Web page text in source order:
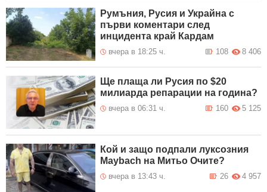
Румъния, Русия и Украйна с
първи коментари след
инцидента край Кардам
вчера в 18:25 ч. 8 406
108
Ще плаща ли Русия по $20
милиарда репарации на година?
вчера в 06:31 ч. 5 125
160
Кой и защо подпали луксозния
Maybach на Митьо Очите?
вчера в 13:43 ч. 4 957
26